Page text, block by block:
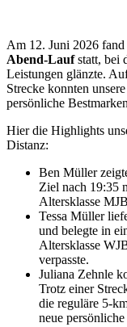
Am 12. Juni 2026
Abend-Laufstatt, bei
Leistungen glänzte.
Strecke konnten
persönliche
Hier die Highlights
Distanz:
Ben Müller
Ziel nach 19:35
Altersklasse
Tessa Müller
und belegte in
Altersklasse
verpasste.
Juliana Zehnle
Trotz einer
die reguläre 5-
neue